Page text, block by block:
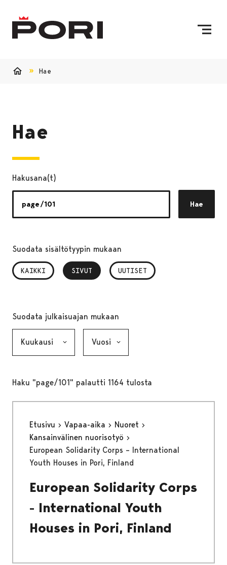
Hae
Hae
Hakusana(t)
Hae
Suodata sisältötyypin mukaan
KAIKKI SIVUT
, VALITTU UUTISET
Suodata julkaisuajan mukaan
Haku "page/101" palautti 1164 tulosta
Etusivu Vapaa-aika
Nuoret
Kansainvälinen nuorisotyö
European Solidarity Corps – International
Youth Houses in Pori, Finland
European Solidarity Corps
- International Youth
Houses in Pori, Finland